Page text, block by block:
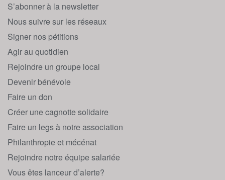
S’abonner à la newsletter
Nous suivre sur les réseaux
Signer nos pétitions
Agir au quotidien
Rejoindre un groupe local
Devenir bénévole
Faire un don
Créer une cagnotte solidaire
Faire un legs à notre association
Philanthropie et mécénat
Rejoindre notre équipe salariée
Vous êtes lanceur d’alerte?